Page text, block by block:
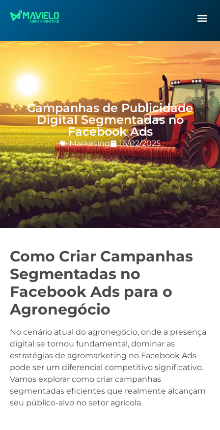
Campanhas de Publicidade
Digital Segmentadas no
Facebook Ads
Marketing 16/02/2025
Como Criar Campanhas
Segmentadas no
Facebook Ads para o
Agronegócio
No cenário atual do agronegócio, onde a presença
digital se tornou fundamental, dominar as
estratégias de agromarketing no Facebook Ads
pode ser um diferencial competitivo significativo.
Vamos explorar como criar campanhas
segmentadas eficientes que realmente alcançam
seu público-alvo no setor agrícola.